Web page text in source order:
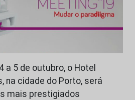
a 5 de outubro, o Hotel
na cidade do Porto, será
mais prestigiados